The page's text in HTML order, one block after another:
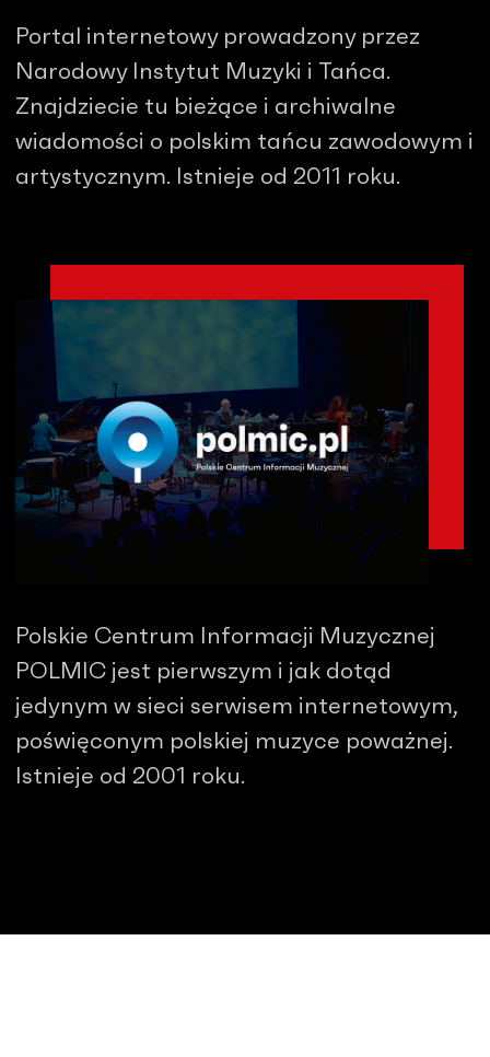
Portal internetowy prowadzony przez
Narodowy Instytut Muzyki i Tańca.
Znajdziecie tu bieżące i archiwalne
wiadomości o polskim tańcu zawodowym i
artystycznym. Istnieje od 2011 roku.
Polskie Centrum Informacji Muzycznej
POLMIC jest pierwszym i jak dotąd
jedynym w sieci serwisem internetowym,
poświęconym polskiej muzyce poważnej.
Istnieje od 2001 roku.